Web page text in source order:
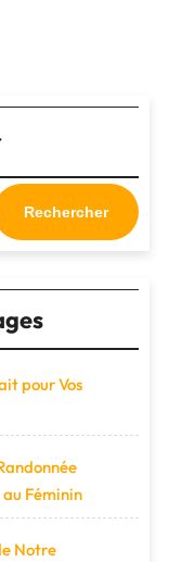
Rechercher
pour Vos
Féminin
Notre